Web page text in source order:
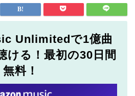
Unlimitedで1億曲
ける！最初の30日間
無料！